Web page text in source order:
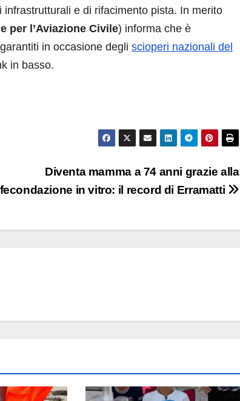
e di rifacimento pista. In merito
per l’Aviazione Civile) informa che è
in occasione degli scioperi nazionali del
in basso.
Diventa mamma a 74 anni grazie alla
fecondazione in vitro: il record di Erramatti